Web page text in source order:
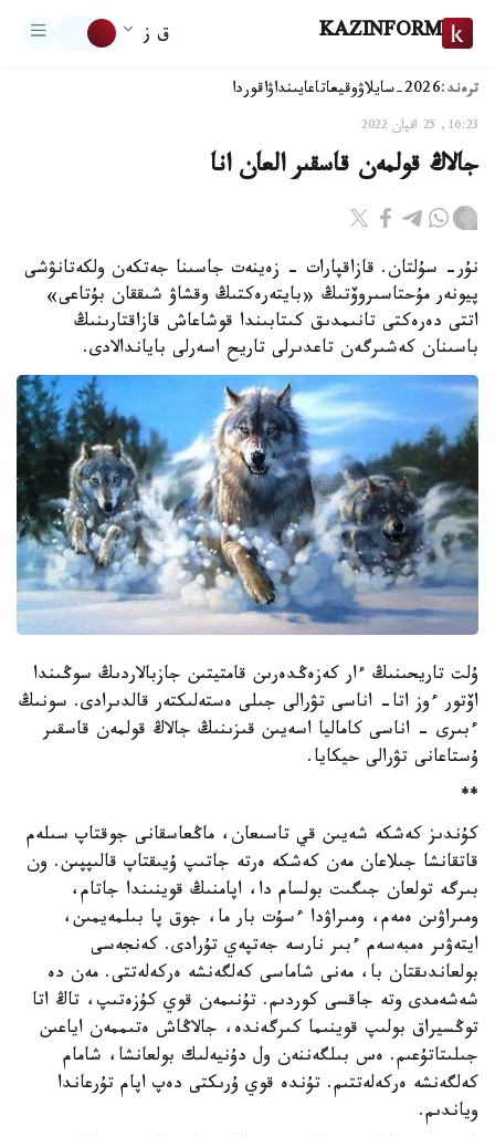
KAZINFORM ق ز
ترەند:2026-سايلاۋ وقيعاتاعايىنداۋاقوردا
16:23, 25 اقپان 2022
جالاڭ قولمەن قاسقىر العان انا
نۇر- سۇلتان. قازاقپارات - زەينەت جاسىنا جەتكەن ولكەتانۋشى
پيونەر مۇحتاسىروۆتىڭ «بايتەرەكتىڭ وقشاۋ شىققان بۇتاعى»
اتتى دەرەكتى تانىمدىق كىتابىندا قوشاعاش قازاقتارىنىڭ
باسىنان كەشىرگەن تاعدىرلى تاريح اسەرلى باياندالادى.
ۇلت تاريحىنىڭ ءار كەزەڭدەرىن قامتيتىن جازبالاردىڭ سوڭىندا
اۆتور ءوز اتا- اناسى تۋرالى جىلى ەستەلىكتەر قالدىرادى. سونىڭ
ءبىرى - اناسى كاماليا اسەيىن قىزىنىڭ جالاڭ قولمەن قاسقىر
ۇستاعانى تۋرالى حيكايا.
**
كۇندىز كەشكە شەيىن قي تاسىعان، ماڭعاسقانى جوقتاپ سىلەم
قاتقانشا جىلاعان مەن كەشكە ەرتە جاتىپ ۇيىقتاپ قالىپپىن. ون
بىرگە تولعان جىگىت بولسام دا، اپامنىڭ قوينىندا جاتام،
ومىراۋىن ەمەم، ومىراۋدا ءسۇت بار ما، جوق پا بىلمەيمىن،
ايتەۋىر ەمبەسەم ءبىر نارسە جەتپەي تۇرادى. كەنجەسى
بولعاندىقتان با، مەنى شاماسى كەلگەنشە ەركەلەتتى. مەن دە
شەشەمدى وتە جاقسى كوردىم. تۇنىمەن قوي كۇزەتىپ، تاڭ اتا
توڭسيراق بولىپ قوينىما كىرگەندە، جالاڭاش ەتىممەن اياعىن
جىلىتاتۇعىم. ەس بىلگەننەن ول دۇنيەلىك بولعانشا، شامام
كەلگەنشە ەركەلەتتىم. تۇندە قوي ۇرىكتى دەپ اپام تۇرعاندا
وياندىم.